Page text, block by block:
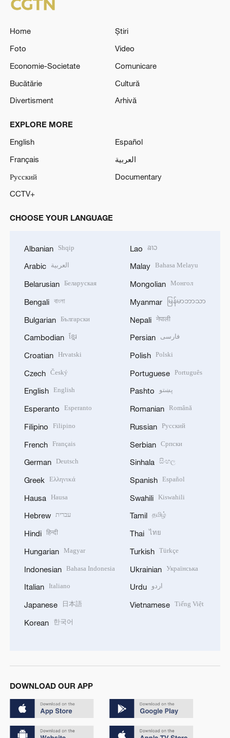
Home
Știri
Foto
Video
Economie-Societate
Comunicare
Bucătărie
Cultură
Divertisment
Arhivă
EXPLORE MORE
English
Español
Français
العربية
Русский
Documentary
CCTV+
CHOOSE YOUR LANGUAGE
Albanian Shqip
Arabic العربية
Belarusian Беларуская
Bengali বাংলা
Bulgarian Български
Cambodian ខ្មែរ
Croatian Hrvatski
Czech Český
English English
Esperanto Esperanto
Filipino Filipino
French Français
German Deutsch
Greek Ελληνικά
Hausa Hausa
Hebrew עברית
Hindi हिन्दी
Hungarian Magyar
Indonesian Bahasa Indonesia
Italian Italiano
Japanese 日本語
Korean 한국어
Lao ລາວ
Malay Bahasa Melayu
Mongolian Монгол
Myanmar မြန်မာဘာသာ
Nepali नेपाली
Persian فارسی
Polish Polski
Portuguese Português
Pashto پښتو
Romanian Română
Russian Русский
Serbian Српски
Sinhala සිංහල
Spanish Español
Swahili Kiswahili
Tamil தமிழ்
Thai ไทย
Turkish Türkçe
Ukrainian Українська
Urdu اردو
Vietnamese Tiếng Việt
DOWNLOAD OUR APP